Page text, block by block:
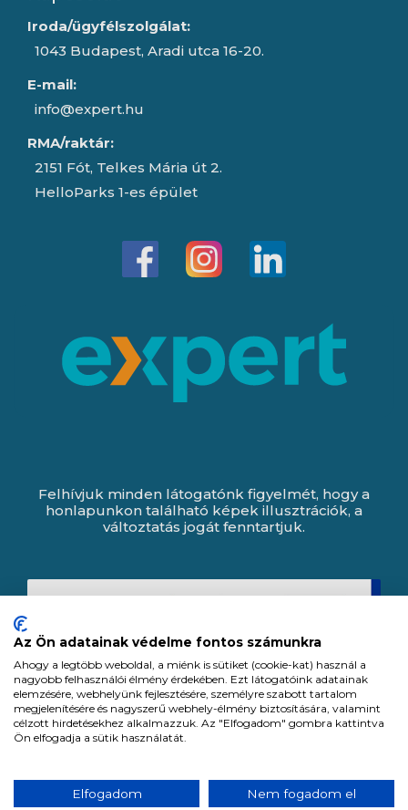
Iroda/ügyfélszolgálat:
1043 Budapest, Aradi utca 16-20.
E-mail:
info@expert.hu
RMA/raktár:
2151 Fót, Telkes Mária út 2.
HelloParks 1-es épület
Felhívjuk minden látogatónk figyelmét, hogy a
honlapunkon található képek illusztrációk, a
változtatás jogát fenntartjuk.
Minden jog fenntartva. All rights reserved.
Az Ön adatainak védelme fontos számunkra
Ahogy a legtöbb weboldal, a miénk is sütiket (cookie-kat) használ a
nagyobb felhasználói élmény érdekében. Ezt látogatóink adatainak
elemzésére, webhelyünk fejlesztésére, személyre szabott tartalom
megjelenítésére és nagyszerű webhely-élmény biztosítására, valamint
célzott hirdetésekhez alkalmazzuk. Az "Elfogadom" gombra kattintva
Ön elfogadja a sütik használatát.
Elfogadom Nem fogadom el